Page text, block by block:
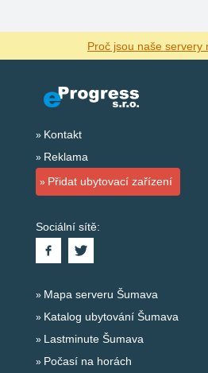
Proč jsou naše servery
Kontakt
Reklama
Přidat ubytovací zařízení
Sociální sítě:
Mapa serveru Šumava
Katalog ubytování Šumava
Lastminute Šumava
Počasí na horách